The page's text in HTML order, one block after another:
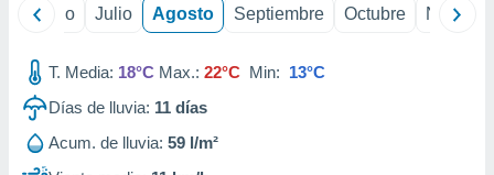
Junio Julio Agosto Septiembre Octubre
T. Media: 18°C Max.: 22°C Min: 13°C
Días de lluvia: 11 días
Acum. de lluvia: 59 l/m²